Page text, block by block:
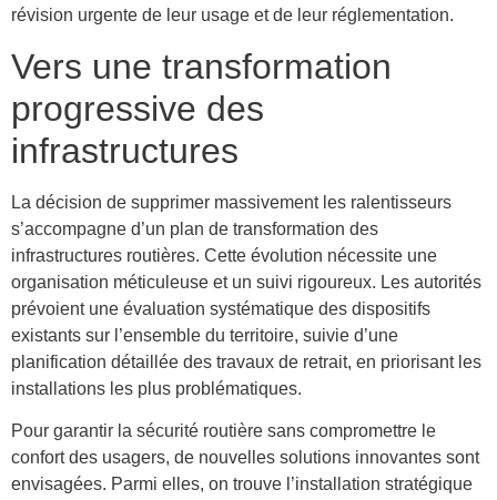
révision urgente de leur usage et de leur réglementation.
Vers une transformation
progressive des
infrastructures
La décision de supprimer massivement les ralentisseurs
s’accompagne d’un plan de transformation des
infrastructures routières. Cette évolution nécessite une
organisation méticuleuse et un suivi rigoureux. Les autorités
prévoient une évaluation systématique des dispositifs
existants sur l’ensemble du territoire, suivie d’une
planification détaillée des travaux de retrait, en priorisant les
installations les plus problématiques.
Pour garantir la sécurité routière sans compromettre le
confort des usagers, de nouvelles solutions innovantes sont
envisagées. Parmi elles, on trouve l’installation stratégique